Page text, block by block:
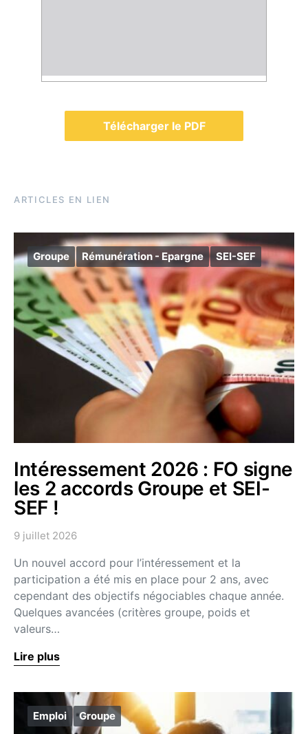
Télécharger le PDF
ARTICLES EN LIEN
Groupe Rémunération - Epargne SEI-SEF
Intéressement 2026 : FO signe
les 2 accords Groupe et SEI-
SEF !
9 juillet 2026
Un nouvel accord pour l’intéressement et la
participation a été mis en place pour 2 ans, avec
cependant des objectifs négociables chaque année.
Quelques avancées (critères groupe, poids et
valeurs…
Lire plus
Emploi Groupe